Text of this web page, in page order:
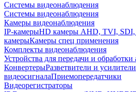
Системы видеонаблюдения
Системы видеонаблюдения
Камеры видеонаблюдения
IP-камерыHD камеры AHD, TVI,
камерыКамеры спец применения
Комплекты видеонаблюдения
Устройства для передачи и обработки
КонвертерыРазветвители и усилители
видеосигналаПриемопередатчики
Видеорегистраторы